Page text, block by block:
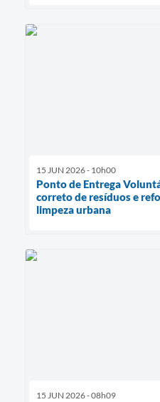
15 JUN 2026 - 10h00
Ponto de Entrega
correto de resíduos e
limpeza urbana
15 JUN 2026 - 08h09